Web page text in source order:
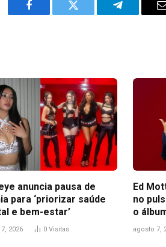
Facebook Twitter Telegram
anuncia pausa de
para ‘priorizar saúde
e bem-estar’
2026 0 Visitas
Ed
no
o
agosto 7,